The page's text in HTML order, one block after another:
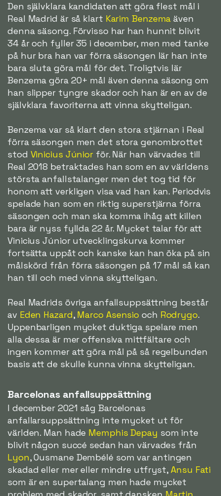
Den självklara kandidaten att göra flest mål i
Real Madrid är så klart Karim Benzema även
denna säsong. Förvisso har han hunnit blivit
34 år och fyller 35 i december, men med tanke
på hur bra han var förra säsongen lär han inte
bara sluta göra mål för det. Troligtvis lär
Benzema göra 20+ mål även denna säsong om
han slipper tyngre skador och han är en av de
självklara favoriterna att vinna skytteligan.
Benzema var så klart den stora stjärnan i Real
förra säsongen men det stora genombrottet
stod Vinicius Júnior för. När han värvades till
Real 2018 betraktades han som en av världens
största anfallstalanger men det tog tid för
honom att verkligen visa vad han kan. Periodvis
spelade han som en riktig superstjärna förra
säsongen och man ska komma ihåg att killen
bara är nyss fyllda 22 år. Mycket talar för att
Vinicius Júnior utvecklingskurva kommer
fortsätta uppåt och kanske kan han öka på sin
målskörd från förra säsongen på 17 mål så kan
han till och med vinna skytteligan.
Real Madrids övriga anfallsuppsättning består
av Eden Hazard, Marco Asensio och Rodrygo.
Uppenbarligen mycket duktiga spelare men
alla dessa är mer offensiva mittfältare och
ingen kommer att göra mål på så regelbunden
basis att de skulle kunna vinna skytteligan.
Barcelonas anfallsuppsättning
I december 2021 såg Barcelonas
anfallarsuppsättning inte mycket ut för
världen. Man hade Memphis Depay som inte
blivit någon succé sedan han värvades från
Lyon, Ousmane Dembélé som var antingen
skadad eller mer eller mindre utfryst,Ansu Fati
som är en supertalang men hade mycket